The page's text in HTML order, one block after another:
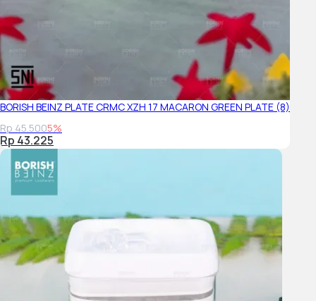
BORISH BEINZ PLATE CRMC XZH 17 MACARON GREEN PLATE (8)
Rp 45.5005%
Rp 43.225